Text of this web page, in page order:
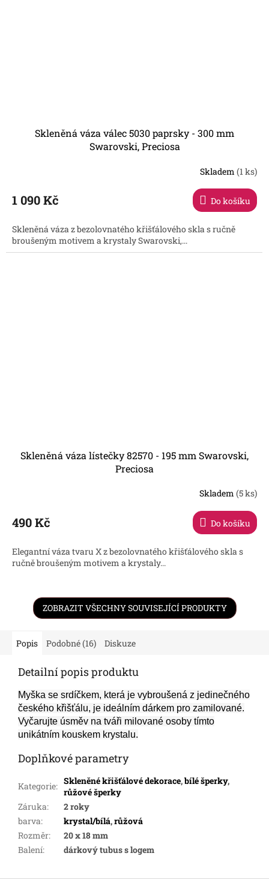
Skleněná váza válec 5030 paprsky - 300 mm
Swarovski, Preciosa
Skladem (1 ks)
1 090 Kč Do košíku
Skleněná váza z bezolovnatého křišťálového skla s ručně
broušeným motivem a krystaly Swarovski,...
Skleněná váza lístečky 82570 - 195 mm Swarovski,
Preciosa
Skladem (5 ks)
490 Kč Do košíku
Elegantní váza tvaru X z bezolovnatého křišťálového skla s
ručně broušeným motivem a krystaly...
ZOBRAZIT VŠECHNY SOUVISEJÍCÍ PRODUKTY
Popis Podobné (16) Diskuze
Detailní popis produktu
Myška se srdíčkem, která je vybroušená z jedinečného
českého křišťálu, je ideálním dárkem pro zamilované.
Vyčarujte úsměv na tváři milované osoby tímto
unikátním kouskem krystalu.
Doplňkové parametry
Kategorie: Skleněné křišťálové dekorace,bílé šperky,
růžové šperky
Záruka:
2 roky
barva: krystal/bílá,růžová
Rozměr:
20 x 18 mm
Balení: dárkový tubus s logem